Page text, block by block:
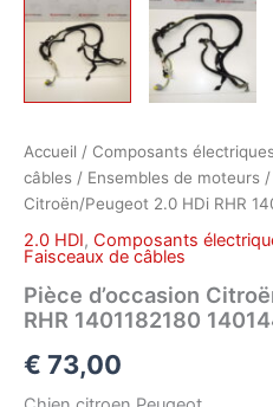
Accueil / Composants
câbles / Ensembles de moteurs /
Citroën/Peugeot 2.0 HDi RHR
2.0 HDI, Composants
Faisceaux de câbles
Pièce d’occasion
RHR 1401182180
€ 73,00